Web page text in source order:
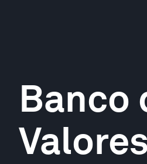
Banco
Valores